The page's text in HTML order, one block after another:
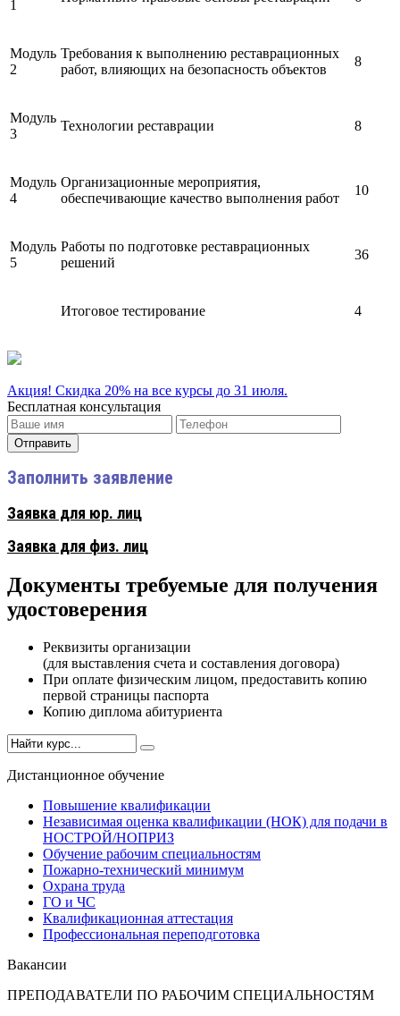
1
Модуль
2
Требования к выполнению реставрационных
работ, влияющих на безопасность объектов
8
Модуль
3
Технологии реставрации 8
Модуль
4
Организационные мероприятия,
обеспечивающие качество выполнения работ
10
Модуль
5
Работы по подготовке реставрационных
решений
36
Итоговое тестирование 4
Акция! Скидка 20% на все курсы до 31 июля.
Бесплатная консультация
Отправить
Заполнить заявление
Заявка для юр. лиц
Заявка для физ. лиц
Документы требуемые для получения
удостоверения
Реквизиты организации
(для выставления счета и составления договора)
При оплате физическим лицом, предоставить копию
первой страницы паспорта
Копию диплома абитуриента
Дистанционное обучение
Повышение квалификации
Независимая оценка квалификации (НОК) для подачи в
НОСТРОЙ/НОПРИЗ
Обучение рабочим специальностям
Пожарно-технический минимум
Охрана труда
ГO и ЧС
Квалификационная аттестация
Профессиональная переподготовка
Вакансии
ПРЕПОДАВАТЕЛИ ПО РАБОЧИМ СПЕЦИАЛЬНОСТЯМ